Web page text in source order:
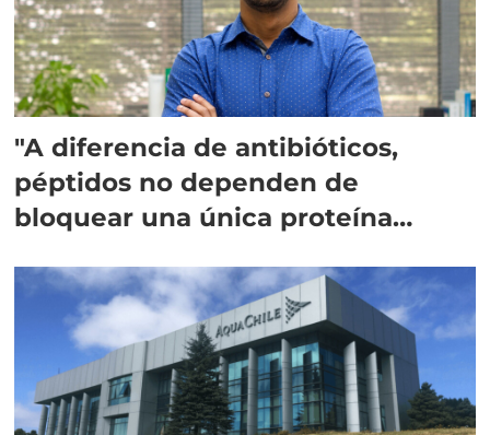
"A diferencia de antibióticos,
péptidos no dependen de
bloquear una única proteína